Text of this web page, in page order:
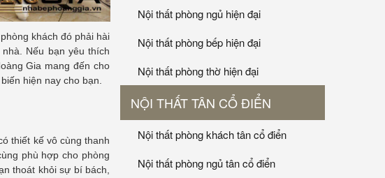
khách đó phải hài
Nếu bạn yêu thích
Gia mang đến cho
hiện nay cho bạn.
thiết kế vô cùng thanh
phù hợp cho phòng
thoát khỏi sự bí bách,
Nội thất phòng ngủ hiện đại
Nội thất phòng bếp hiện đại
Nội thất phòng thờ hiện đại
NỘI THẤT TÂN CỔ ĐIỂN
Nội thất phòng khách tân cổ điển
Nội thất phòng ngủ tân cổ điển